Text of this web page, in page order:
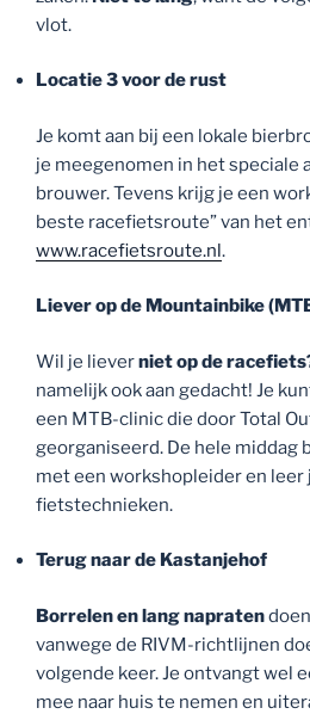
vlot.
Locatie 3 voor de rust
Je komt aan bij een lokale
je meegenomen in het speciale
brouwer. Tevens krijg je een
beste racefietsroute” van het
www.racefietsroute.nl.
Liever op de Mountainbike
Wil je lieverniet op de
namelijk ook aan gedacht! Je
een MTB-clinic die door Total
georganiseerd. De hele middag
met een workshopleider en leer
fietstechnieken.
Terug naar de Kastanjehof
Borrelen en lang napraten
vanwege de RIVM-richtlijnen
volgende keer. Je ontvangt wel
mee naar huis te nemen en